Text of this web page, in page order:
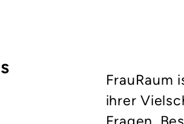
FrauRaum
ihrer